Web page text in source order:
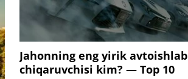
Jahonning eng yirik avtoishlab
chiqaruvchisi kim? — Top 10